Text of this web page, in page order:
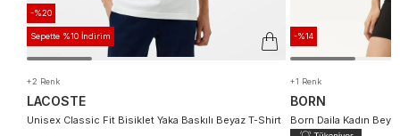
-%20
Sepette %10 İndirim
+2 Renk
LACOSTE
Unisex Classic Fit Bisiklet Yaka Baskılı Beyaz T-Shirt
-%14
+1 Renk
BORN
Born Daila Kadın